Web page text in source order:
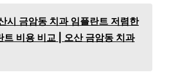
시 금암동 치과 임플란트 저렴한
트 비용 비교 | 오산 금암동 치과